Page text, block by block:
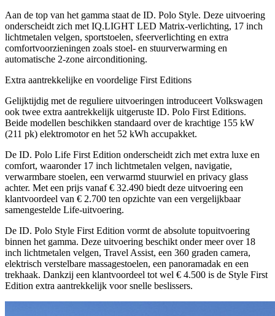
Aan de top van het gamma staat de ID. Polo Style. Deze uitvoering
onderscheidt zich met IQ.LIGHT LED Matrix-verlichting, 17 inch
lichtmetalen velgen, sportstoelen, sfeerverlichting en extra
comfortvoorzieningen zoals stoel- en stuurverwarming en
automatische 2-zone airconditioning.
Extra aantrekkelijke en voordelige First Editions
Gelijktijdig met de reguliere uitvoeringen introduceert Volkswagen
ook twee extra aantrekkelijk uitgeruste ID. Polo First Editions.
Beide modellen beschikken standaard over de krachtige 155 kW
(211 pk) elektromotor en het 52 kWh accupakket.
De ID. Polo Life First Edition onderscheidt zich met extra luxe en
comfort, waaronder 17 inch lichtmetalen velgen, navigatie,
verwarmbare stoelen, een verwarmd stuurwiel en privacy glass
achter. Met een prijs vanaf € 32.490 biedt deze uitvoering een
klantvoordeel van € 2.700 ten opzichte van een vergelijkbaar
samengestelde Life-uitvoering.
De ID. Polo Style First Edition vormt de absolute topuitvoering
binnen het gamma. Deze uitvoering beschikt onder meer over 18
inch lichtmetalen velgen, Travel Assist, een 360 graden camera,
elektrisch verstelbare massagestoelen, een panoramadak en een
trekhaak. Dankzij een klantvoordeel tot wel € 4.500 is de Style First
Edition extra aantrekkelijk voor snelle beslissers.